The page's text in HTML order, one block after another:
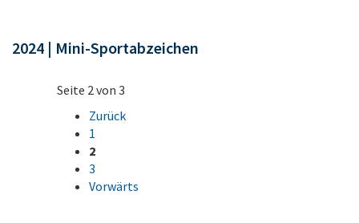
2024 | Mini-Sportabzeichen
Seite 2 von 3
Zurück
1
2
3
Vorwärts